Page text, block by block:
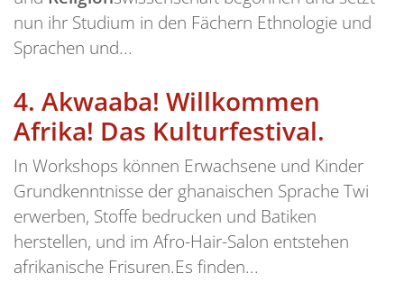
nun ihr Studium in den Fächern Ethnologie und
Sprachen und...
4. Akwaaba! Willkommen
Afrika! Das Kulturfestival.
In Workshops können Erwachsene und Kinder
Grundkenntnisse der ghanaischen Sprache Twi
erwerben, Stoffe bedrucken und Batiken
herstellen, und im Afro-Hair-Salon entstehen
afrikanische Frisuren.Es finden...